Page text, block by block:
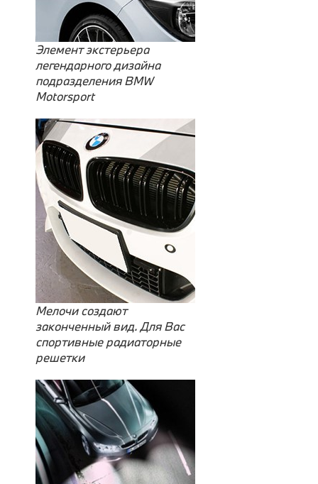
Элемент экстерьера
легендарного дизайна
подразделения BMW
Motorsport
Мелочи создают
законченный вид. Для Вас
спортивные радиаторные
решетки